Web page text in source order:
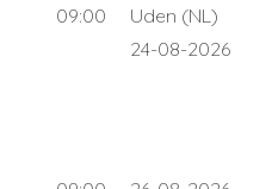
09:00
Uden (NL)
24-08-2026